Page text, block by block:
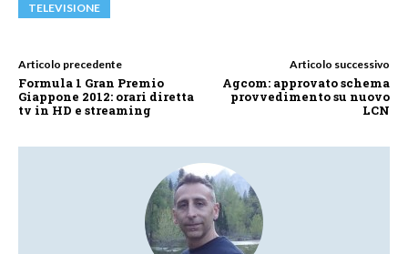
TELEVISIONE
Articolo precedente
Formula 1 Gran Premio
Giappone 2012: orari diretta
tv in HD e streaming
Articolo successivo
Agcom: approvato schema
provvedimento su nuovo
LCN